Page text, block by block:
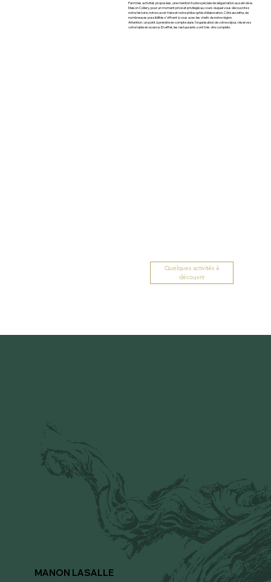
MANON LASALLE
Parmi les activités proposées, une mention toute spéciale de dégustation au sein dela
Maison Collery, pour un moment privé et privilégié au cours duquel vous découvrirez
notre histoire, notre savoir-faire et notre philosophie d’élaboration. Côté assiette, de
nombreuses possibilités s’offrent à vous avec les chefs de notre région.
Attention : un point à prendre en compte dans l’organisation de votre séjour, réservez
votre table en avance. En effet, les restaurants sont très vite complets.
Quelques activités à
découvrir